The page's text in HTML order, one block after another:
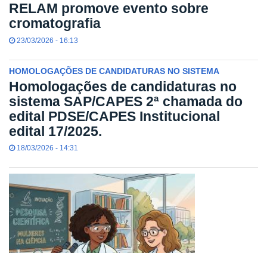
RELAM promove evento sobre
cromatografia
23/03/2026 - 16:13
HOMOLOGAÇÕES DE CANDIDATURAS NO SISTEMA
Homologações de candidaturas no
sistema SAP/CAPES 2ª chamada do
edital PDSE/CAPES Institucional
edital 17/2025.
18/03/2026 - 14:31